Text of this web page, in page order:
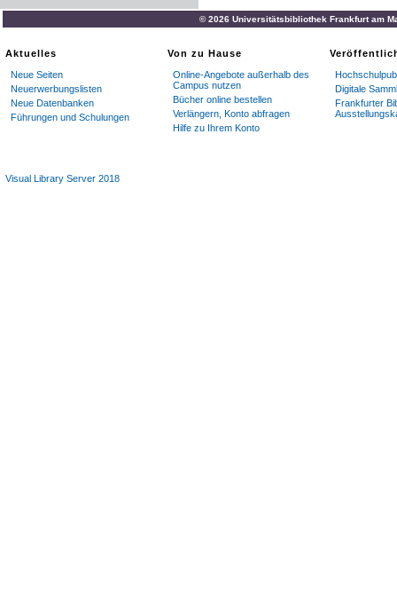
© 2026 Universitätsbibliothek Frankfurt am
Aktuelles
Neue Seiten
Neuerwerbungslisten
Neue Datenbanken
Führungen und Schulungen
Von zu Hause
Online-Angebote außerhalb des
Campus nutzen
Bücher online bestellen
Verlängern, Konto abfragen
Hilfe zu Ihrem Konto
Digitale
Frankfurter
Visual Library Server 2018